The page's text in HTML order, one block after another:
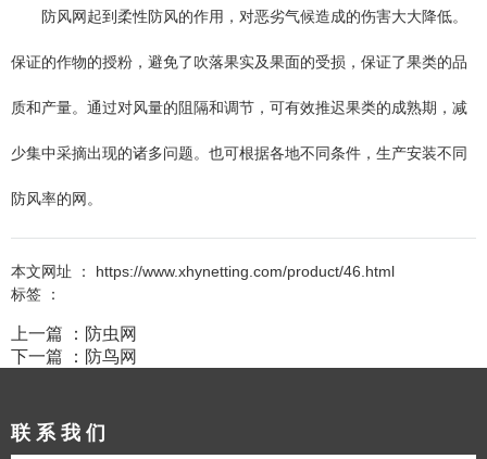
防风网起到柔性防风的作用，对恶劣气候造成的伤害大大降低。
保证的作物的授粉，避免了吹落果实及果面的受损，保证了果类的品
质和产量。通过对风量的阻隔和调节，可有效推迟果类的成熟期，减
少集中采摘出现的诸多问题。也可根据各地不同条件，生产安装不同
防风率的网。
本文网址 ： https://www.xhynetting.com/product/46.html
标签 ：
上一篇 ： 防虫网
下一篇 ： 防鸟网
联系我们